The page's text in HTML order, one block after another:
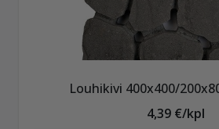
Louhikivi 400x400/
4,39 €/kpl